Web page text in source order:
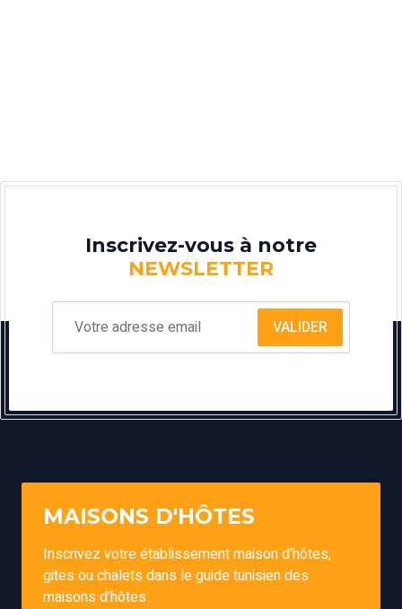
Inscrivez-vous à notre
NEWSLETTER
VALIDER
MAISONS D'HÔTES
Inscrivez votre établissement maison d’hôtes,
gites ou chalets dans le guide tunisien des
maisons d’hôtes .